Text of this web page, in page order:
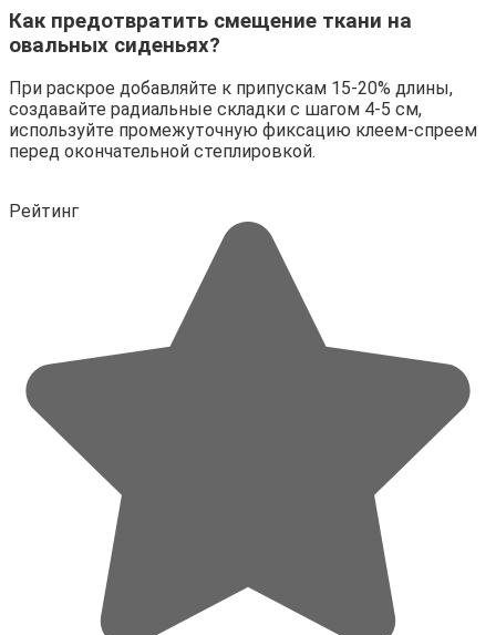
Как предотвратить смещение ткани на
овальных сиденьях?
При раскрое добавляйте к припускам 15-20% длины,
создавайте радиальные складки с шагом 4-5 см,
используйте промежуточную фиксацию клеем-спреем
перед окончательной степлировкой.
Рейтинг